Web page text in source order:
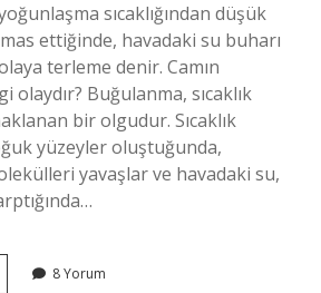
sıcaklığından düşük
ettiğinde, havadaki su buharı
terleme denir. Camın
olaydır? Buğulanma, sıcaklık
bir olgudur. Sıcaklık
yüzeyler oluştuğunda,
yavaşlar ve havadaki su,
8 Yorum